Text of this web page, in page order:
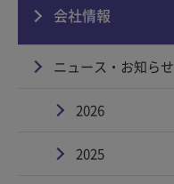
会社情報
ニュース・お知らせ
2026
2025